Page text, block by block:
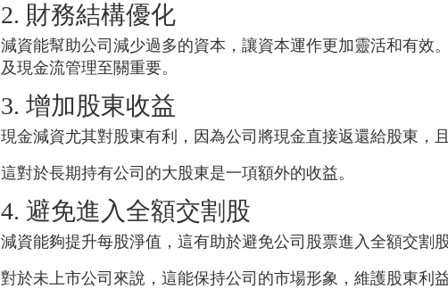
2. 財務結構優化
減資能幫助公司減少過多的資本，讓資本運作更加靈活和有效
及現金流管理至關重要。
3. 增加股東收益
現金減資尤其對股東有利，因為公司將現金直接返還給股東，
這對於長期持有公司的大股東是一項額外的收益。
4. 避免進入全額交割股
減資能夠提升每股淨值，這有助於避免公司股票進入全額交割股
對於未上市公司來說，這能保持公司的市場形象，維護股東利益